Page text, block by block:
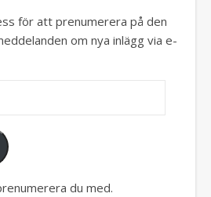
för att prenumerera på den
om nya inlägg via e-
du med.